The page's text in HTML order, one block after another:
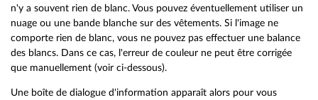
n'y a souvent rien de blanc. Vous pouvez éventuellement utiliser un
nuage ou une bande blanche sur des vêtements. Si l'image ne
comporte rien de blanc, vous ne pouvez pas effectuer une balance
des blancs. Dans ce cas, l'erreur de couleur ne peut être corrigée
que manuellement (voir ci-dessous).
Une boîte de dialogue d'information apparaît alors pour vous